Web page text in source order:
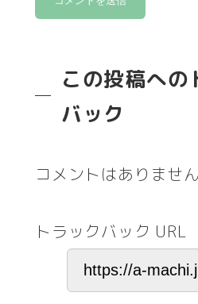
この投稿への
バック
コメントはありません
トラックバック URL